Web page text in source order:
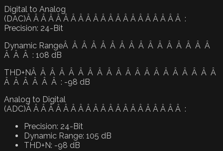
Digital to Analog
(DAC)Â Â Â Â Â Â Â Â Â Â Â Â Â Â Â Â Â Â Â Â Â :
Precision: 24-Bit
Dynamic RangeÂ Â Â Â Â Â Â Â Â Â Â Â Â Â Â Â
Â Â Â : 108 dB
THD+NÂ Â Â Â Â Â Â Â Â Â Â Â Â Â Â Â Â Â Â Â
Â Â Â Â Â Â : -98 dB
Analog to Digital
(ADC)Â Â Â Â Â Â Â Â Â Â Â Â Â Â Â Â Â Â Â Â Â :
Precision: 24-Bit
Dynamic Range: 105 dB
THD+N: -98 dB